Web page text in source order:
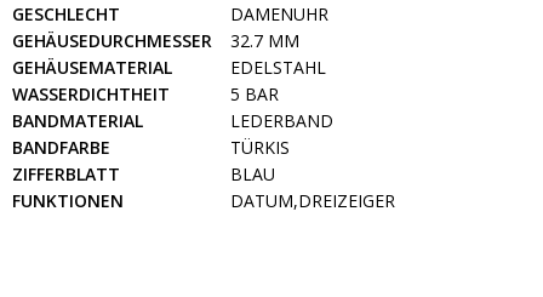
GESCHLECHT
DAMENUHR
GEHÄUSEDURCHMESSER
32.7 MM
GEHÄUSEMATERIAL
EDELSTAHL
WASSERDICHTHEIT
5 BAR
BANDMATERIAL
LEDERBAND
BANDFARBE
TÜRKIS
ZIFFERBLATT
BLAU
FUNKTIONEN
DATUM,DREIZEIGER